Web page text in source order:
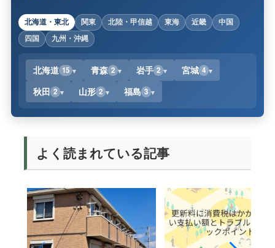
北海道・東北 関東 北陸・甲信越 東海 近畿
中国
四国
九州・沖縄
北海道 15 青森 2 岩手 2 宮城 4
秋田 2 山形 2 福島 3
よく読まれている記事